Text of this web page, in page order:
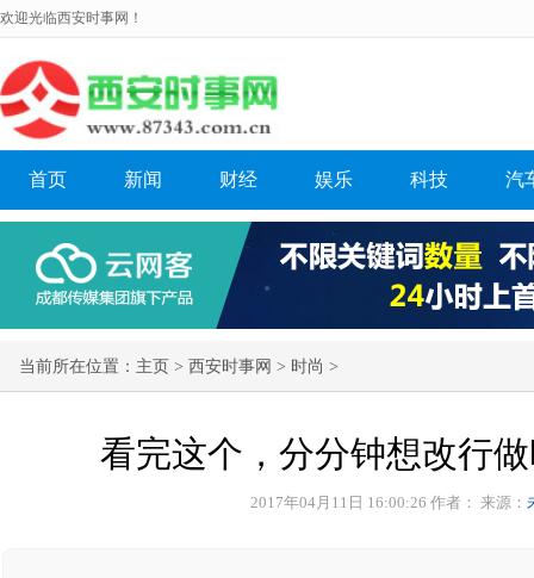
欢迎光临西安时事网！
首页 新闻 财经 娱乐 科技 汽
当前所在位置： 主页 > 西安时事网 > 时尚 >
看完这个，分分钟想改行
2017年04月11日 16:00:26 作者： 来源：